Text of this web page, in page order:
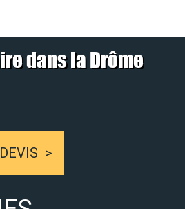
dans la Drôme